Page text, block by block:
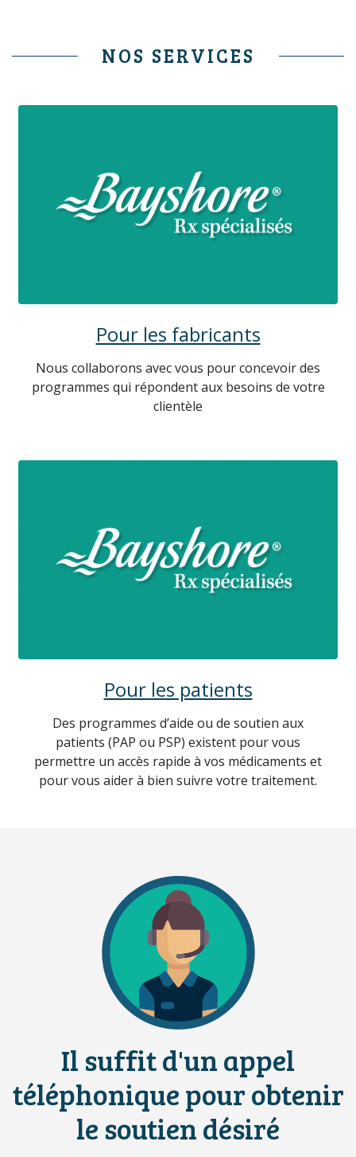
NOS SERVICES
Pour les fabricants
Nous collaborons avec vous pour concevoir des
programmes qui répondent aux besoins de votre
clientèle
Pour les patients
Des programmes d’aide ou de soutien aux
patients (PAP ou PSP) existent pour vous
permettre un accès rapide à vos médicaments et
pour vous aider à bien suivre votre traitement.
Il suffit d'un appel
téléphonique pour obtenir
le soutien désiré